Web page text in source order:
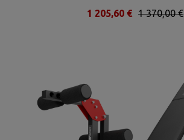
1 370,00 €
1 205,60 €